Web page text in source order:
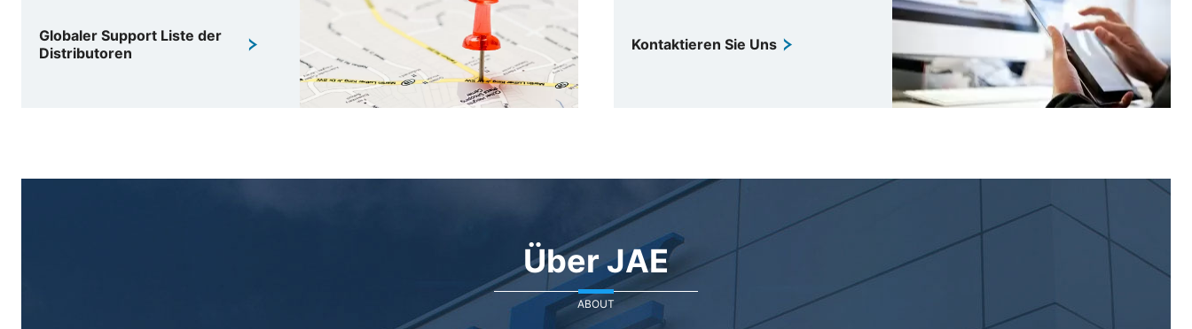
Globaler Support Liste der
Distributoren
Kontaktieren Sie Uns
Über JAE
ABOUT